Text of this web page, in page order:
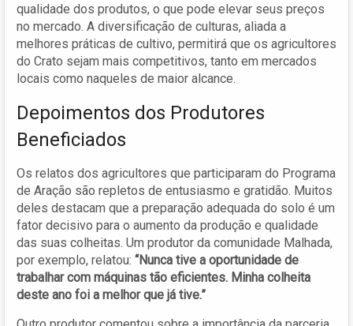
qualidade dos produtos, o que pode elevar seus preços
no mercado. A diversificação de culturas, aliada a
melhores práticas de cultivo, permitirá que os agricultores
do Crato sejam mais competitivos, tanto em mercados
locais como naqueles de maior alcance.
Depoimentos dos Produtores
Beneficiados
Os relatos dos agricultores que participaram do Programa
de Aração são repletos de entusiasmo e gratidão. Muitos
deles destacam que a preparação adequada do solo é um
fator decisivo para o aumento da produção e qualidade
das suas colheitas. Um produtor da comunidade Malhada,
por exemplo, relatou: “Nunca tive a oportunidade de
trabalhar com máquinas tão eficientes. Minha colheita
deste ano foi a melhor que já tive.”